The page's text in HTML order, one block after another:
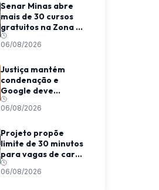
Senar Minas abre
mais de 30 cursos
gratuitos na Zona da
Mata e Caparaó
06/08/2026
Justiça mantém
condenação e
Google deve
indenizar usuário
por invasão de e-
06/08/2026
Projeto propõe
limite de 30 minutos
para vagas de carga
e descarga em
Viçosa
06/08/2026